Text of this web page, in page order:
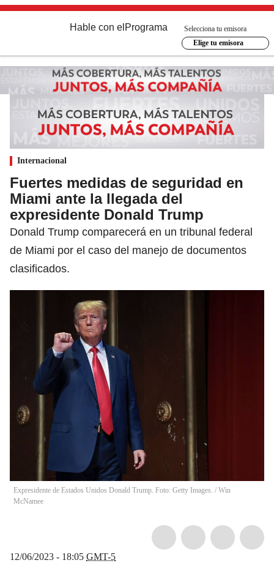
Hable con el Programa
Selecciona tu emisora
Elige tu emisora
Internacional
Fuertes medidas de seguridad en
Miami ante la llegada del
expresidente Donald Trump
Donald Trump comparecerá en un tribunal federal
de Miami por el caso del manejo de documentos
clasificados.
Expresidente de Estados Unidos Donald Trump. Foto: Getty Images. / Win
McNamee
12/06/2023 - 18:05 GMT-5